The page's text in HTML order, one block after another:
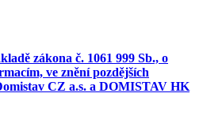
zákona č. 1061 999 Sb., o
ve znění pozdějších
CZ a.s. a DOMISTAV HK